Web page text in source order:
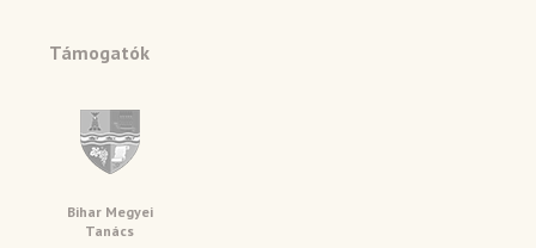
Támogatók
Bihar Megyei
Tanács